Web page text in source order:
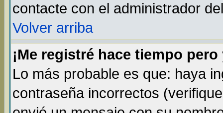
contacte con el administrador
Volver arriba
¡Me registré hace tiempo
Lo más probable es que: haya
contraseña incorrectos